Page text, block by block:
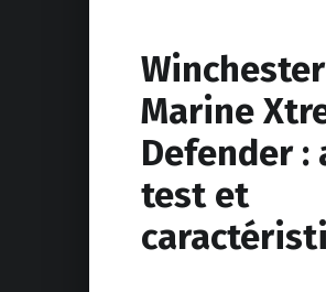
Winchester
Marine
Defender :
test et